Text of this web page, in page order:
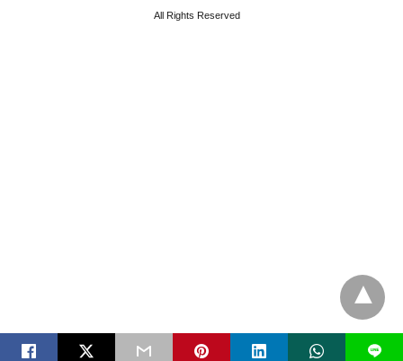
All Rights Reserved
L